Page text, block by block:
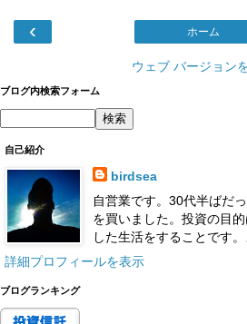
‹ ホーム
ウェブ バージョン
ブログ内検索フォーム
自己紹介
birdsea
自営業です。30代半ばだ
を買いました。投資の目
した生活をすることです
詳細プロフィールを表示
ブログランキング